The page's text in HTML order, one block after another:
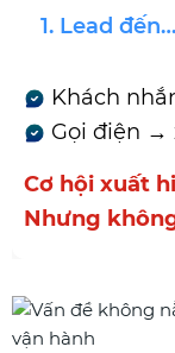
1. Lead
Khách
Gọi điện →
Cơ hội xuất
Nhưng